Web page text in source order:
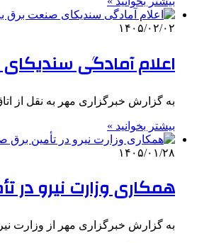
۱۴۰۵/۰۲/۰۲
اعلام آمادگی
به گزارش خبرگزاری مهر به نقل از
بیشتر بخوانید »
۱۴۰۵/۰۱/۲۸
همکاری وزارت نیرو در
به گزارش خبرگزاری مهر از وزارت